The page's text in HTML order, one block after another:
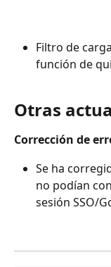
Filtro de
función de
Otras
Corrección de
Se ha
no podían
sesión SSO/